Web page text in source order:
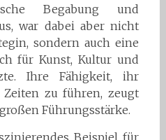
Begabung und
war dabei aber nicht
sondern auch eine
für Kunst, Kultur und
Ihre Fähigkeit, ihr
zu führen, zeugt
Führungsstärke.
Beispiel für